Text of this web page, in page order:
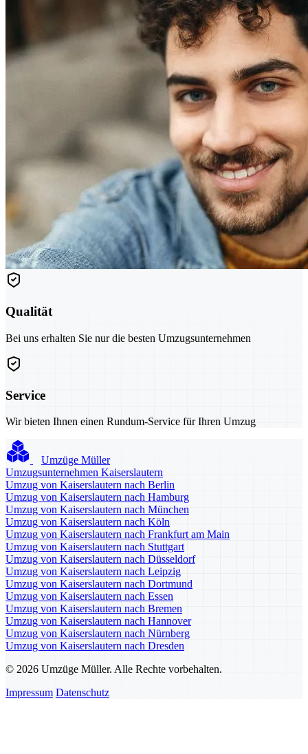
Qualität
Bei uns erhalten Sie nur die besten Umzugsunternehmen
Service
Wir bieten Ihnen einen Rundum-Service für Ihren Umzug
Umzüge Müller
Umzugsunternehmen Kaiserslautern
Umzug von Kaiserslautern nach Berlin
Umzug von Kaiserslautern nach Hamburg
Umzug von Kaiserslautern nach München
Umzug von Kaiserslautern nach Köln
Umzug von Kaiserslautern nach Frankfurt am Main
Umzug von Kaiserslautern nach Stuttgart
Umzug von Kaiserslautern nach Düsseldorf
Umzug von Kaiserslautern nach Leipzig
Umzug von Kaiserslautern nach Dortmund
Umzug von Kaiserslautern nach Essen
Umzug von Kaiserslautern nach Bremen
Umzug von Kaiserslautern nach Hannover
Umzug von Kaiserslautern nach Nürnberg
Umzug von Kaiserslautern nach Dresden
© 2026 Umzüge Müller. Alle Rechte vorbehalten.
Impressum Datenschutz